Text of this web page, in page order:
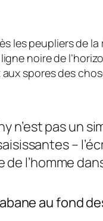
les peupliers de
noire de
spores des
n’est pas un
–
l’homme
au fond